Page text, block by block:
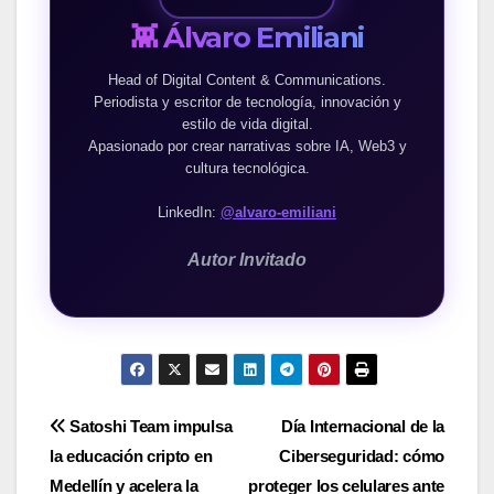
👾 Álvaro Emiliani
Head of Digital Content & Communications.
Periodista y escritor de tecnología, innovación y
estilo de vida digital.
Apasionado por crear narrativas sobre IA, Web3 y
cultura tecnológica.
LinkedIn: @alvaro-emiliani
Autor Invitado
Navegación
de
Día Internacional de la
Ciberseguridad: cómo
proteger los celulares ante
Satoshi Team impulsa
la educación cripto en
Medellín y acelera la